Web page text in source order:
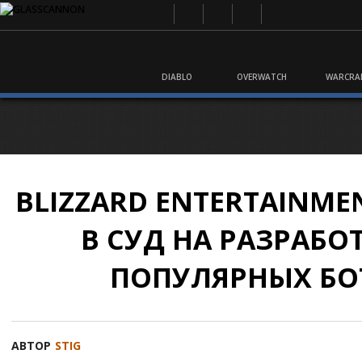
DIABLO OVERWATCH
BLIZZARD
В СУД НА
ПОПУЛЯРНЫХ
АВТОР STIG